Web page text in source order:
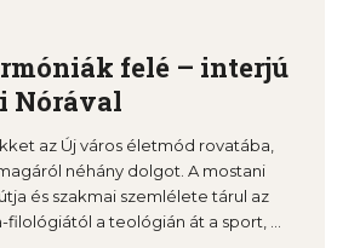
felé – interjú
Nórával
az Új város életmód rovatába,
néhány dolgot. A mostani
és szakmai szemlélete tárul az
filológiától a teológián át a sport, ...